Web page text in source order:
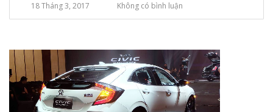
18 Tháng 3, 2017 Không có bình luận